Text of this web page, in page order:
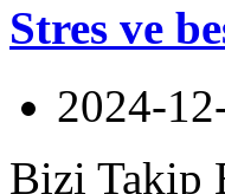
Stres ve
2024-
Bizi Takip